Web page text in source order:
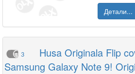
Детали...
3
Husa Originala Flip
Samsung Galaxy Note 9!